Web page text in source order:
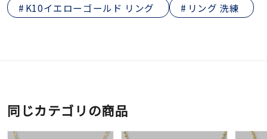
K10イエローゴールド リング
リング 洗練
同じカテゴリの商品